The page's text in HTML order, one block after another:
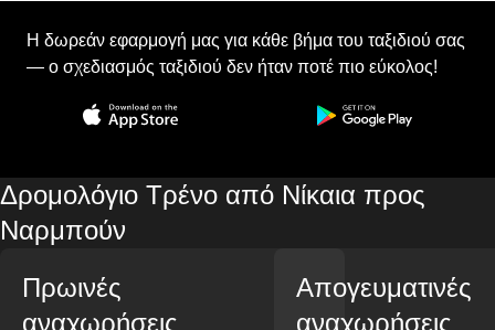
Η δωρεάν εφαρμογή μας για κάθε βήμα του ταξιδιού σας
— ο σχεδιασμός ταξιδιού δεν ήταν ποτέ πιο εύκολος!
Δρομολόγιο Τρένο από Νίκαια προς
Ναρμπούν
Πρωινές
αναχωρήσεις
Απογευματινές
αναχωρήσεις